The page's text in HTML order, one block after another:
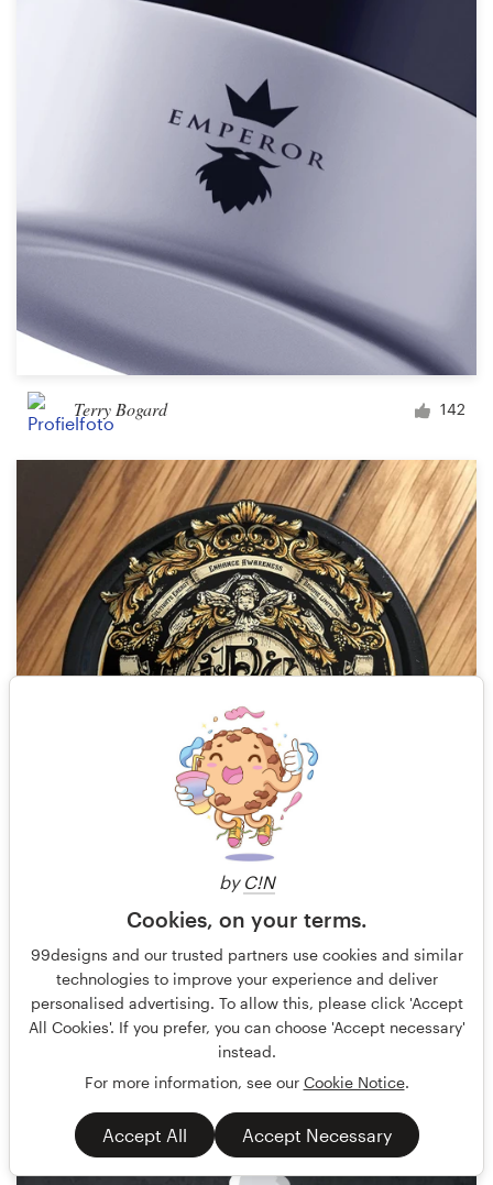
by C!N
Cookies, on your terms.
99designs and our trusted partners use cookies and similar
technologies to improve your experience and deliver
personalised advertising. To allow this, please click 'Accept
All Cookies'. If you prefer, you can choose 'Accept necessary'
instead.
For more information, see our Cookie Notice.
Accept All Accept Necessary
Terry Bogard 142
Agi Amri 184